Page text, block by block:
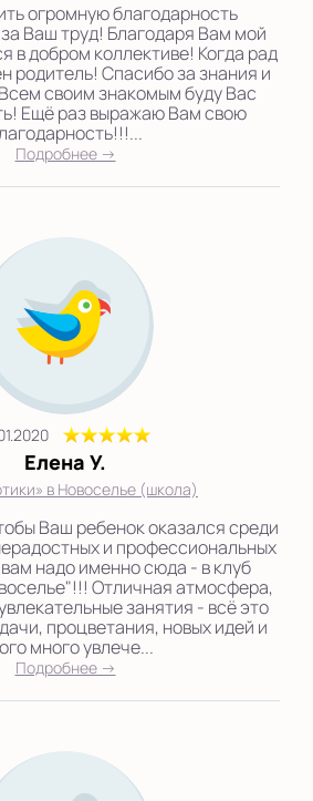
огромную благодарность
Ваш труд! Благодаря Вам мой
в добром коллективе! Когда рад
родитель! Спасибо за знания и
своим знакомым буду Вас
Ещё раз выражаю Вам свою
Подробнее →
Елена У.
в Новоселье (школа)
Ваш ребенок оказался среди
и профессиональных
надо именно сюда - в клуб
Отличная атмосфера,
занятия - всё это
процветания, новых идей и
много увлече...
Подробнее →